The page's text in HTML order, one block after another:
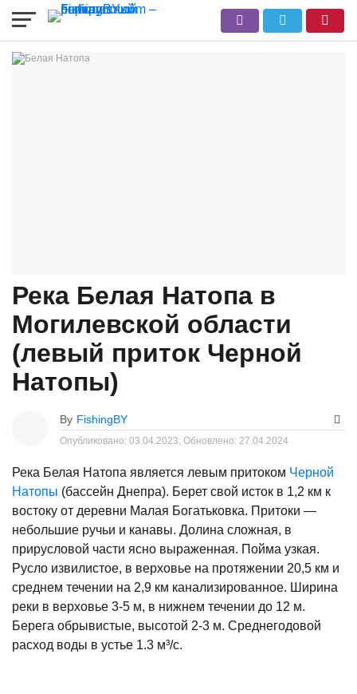
Река Белая Натопа в
Могилевской области
(левый приток Черной
Натопы)
By FishingBY
Опубликовано: 03.04.2023; Обновлено: 27.04.2024
Река Белая Натопа является левым притоком Черной
Натопы (бассейн Днепра). Берет свой исток в 1,2 км к
востоку от деревни Малая Богатьковка. Притоки —
небольшие ручьи и канавы. Долина сложная, в
прирусловой части ясно выраженная. Пойма узкая.
Русло извилистое, в верховье на протяжении 20,5 км и
среднем течении на 2,9 км канализированное. Ширина
реки в верховье 3-5 м, в нижнем течении до 12 м.
Берега обрывистые, высотой 2-3 м. Среднегодовой
расход воды в устье 1.3 м³/с.